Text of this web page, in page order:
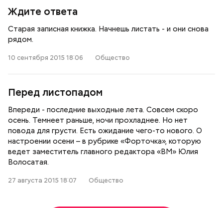
Ждите ответа
Старая записная книжка. Начнешь листать - и они снова
рядом.
10 сентября 2015 18:06 Общество
Перед листопадом
Впереди - последние выходные лета. Совсем скоро
осень. Темнеет раньше, ночи прохладнее. Но нет
повода для грусти. Есть ожидание чего-то нового. О
настроении осени – в рубрике «Форточка», которую
ведет заместитель главного редактора «ВМ» Юлия
Волосатая.
27 августа 2015 18:07 Общество